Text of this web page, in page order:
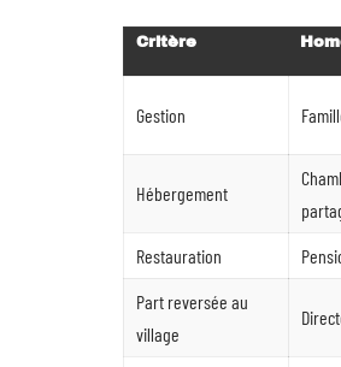
Critère
Gestion
Hébergement
Restauration
Part reversée au
village